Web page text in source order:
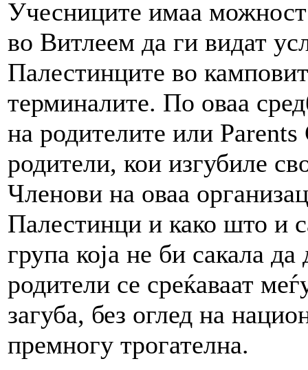
Учесниците имаа
во Витлеем да ги видат
Палестинците во
терминалите. По оваа
на родителите или
родители, кои изгубиле
Членови на оваа
Палестинци и како што и
група која не би сакала
родители се среќаваат
загуба, без оглед на
премногу трогателна.